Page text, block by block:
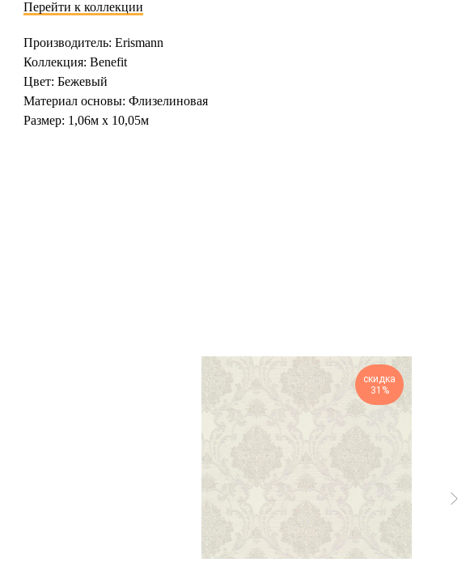
Перейти к коллекции
Производитель: Erismann
Коллекция: Benefit
Цвет: Бежевый
Материал основы: Флизелиновая
Размер: 1,06м х 10,05м
скидка
31%